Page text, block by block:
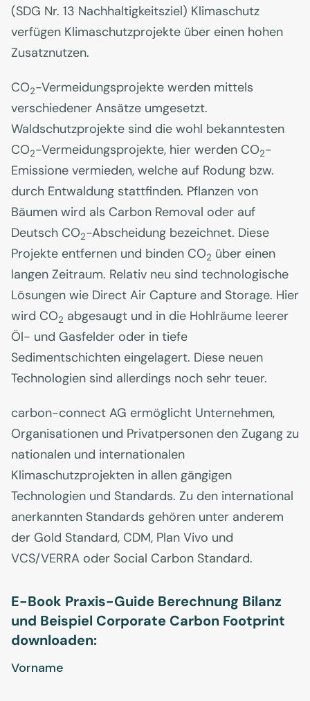
(SDG Nr. 13 Nachhaltigkeitsziel) Klimaschutz
verfügen Klimaschutzprojekte über einen hohen
Zusatznutzen.
CO2-Vermeidungsprojekte werden mittels
verschiedener Ansätze umgesetzt.
Waldschutzprojekte sind die wohl bekanntesten
CO2-Vermeidungsprojekte, hier werden CO2-
Emissione vermieden, welche auf Rodung bzw.
durch Entwaldung stattfinden. Pflanzen von
Bäumen wird als Carbon Removal oder auf
Deutsch CO2-Abscheidung bezeichnet. Diese
Projekte entfernen und binden CO2 über einen
langen Zeitraum. Relativ neu sind technologische
Lösungen wie Direct Air Capture and Storage. Hier
wird CO2 abgesaugt und in die Hohlräume leerer
Öl- und Gasfelder oder in tiefe
Sedimentschichten eingelagert. Diese neuen
Technologien sind allerdings noch sehr teuer.
carbon-connect AG ermöglicht Unternehmen,
Organisationen und Privatpersonen den Zugang zu
nationalen und internationalen
Klimaschutzprojekten in allen gängigen
Technologien und Standards. Zu den international
anerkannten Standards gehören unter anderem
der Gold Standard, CDM, Plan Vivo und
VCS/VERRA oder Social Carbon Standard.
E-Book Praxis-Guide Berechnung Bilanz
und Beispiel Corporate Carbon Footprint
downloaden: